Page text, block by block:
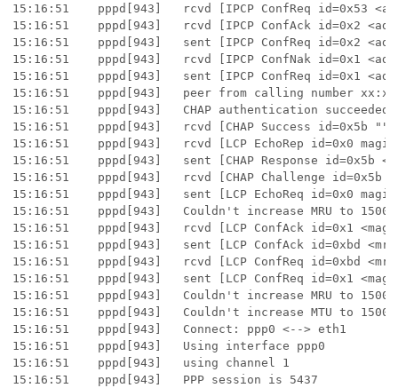
15:16:51	pppd[943]	rcvd [IPCP ConfReq id=0x53 <addr 193.253.160.3>] 00 00 00 00 00 00 00 00 00 00 0 0 00 00 00 00 00 00 00 00 00 00 00 00 00 00 00 00 00 88 88 88 88
15:16:51	pppd[943]	rcvd [IPCP ConfAck id=0x2 <addr 80.11.102.18> <ms-dns1 80.10.246.1> <ms-dns3 80. 10.246.132>] 00 00 00 00 00 00 00 00 00 00 00 00 00 00 00 00 88 88 88 88
15:16:51	pppd[943]	sent [IPCP ConfReq id=0x2 <addr 80.11.102.18> <ms-dns1 80.10.246.1> <ms-dns3 80. 10.246.132>]
15:16:51	pppd[943]	rcvd [IPCP ConfNak id=0x1 <addr 80.11.102.18> <ms-dns1 80.10.246.1> <ms-dns3 80. 10.246.132>] 00 00 00 00 00 00 00 00 00 00 00 00 00 00 00 00 88 88 88 88
15:16:51	pppd[943]	sent [IPCP ConfReq id=0x1 <addr 0.0.0.0> <ms-dns1 0.0.0.0> <ms-dns3 0.0.0.0>]
15:16:51	pppd[943]	peer from calling number xx:xx:xx:xx:xx:xx authorized
15:16:51	pppd[943]	CHAP authentication succeeded
15:16:51	pppd[943]	rcvd [CHAP Success id=0x5b ""] 00 00 00 00 00 00 00 00 00 00 00 00 00 00 00 00 0 0 00 00 00 00 00 00 00 00 00 00 00 00 00 00 00 ...
15:16:51	pppd[943]	rcvd [LCP EchoRep id=0x0 magic=0x1465c462] 00 00 00 00 00 00 00 00 00 00 00 00 0 0 00 00 00 00 00 00 00 00 00 00 00 00 00 88 88 88 88
15:16:51	pppd[943]	sent [CHAP Response id=0x5b <8b0f8b3fb4d851ec44bc58713b3709f0>, name = "xxxxxx@fti"]
15:16:51	pppd[943]	rcvd [CHAP Challenge id=0x5b <cb75467f6e5cf0017d15b6b4ebf4cc23>, name = "BSSGW11 3"] 00 00 00 00 00 00 00 00 00 88 88 88 88
15:16:51	pppd[943]	sent [LCP EchoReq id=0x0 magic=0xf5391b58]
15:16:51	pppd[943]	Couldn't increase MRU to 1500
15:16:51	pppd[943]	rcvd [LCP ConfAck id=0x1 <magic 0xf5391b58>] 00 00 00 00 00 00 00 00 00 00 00 00 00 00 00 00 00 00 00 00 00 00 00 00 00 00 00 00 88 88 88 88
15:16:51	pppd[943]	sent [LCP ConfAck id=0xbd <mru 1492> <auth chap MD5> <magic 0x1465c462>]
15:16:51	pppd[943]	rcvd [LCP ConfReq id=0xbd <mru 1492> <auth chap MD5> <magic 0x1465c462>] 00 00 0 0 00 00 00 00 00 00 00 00 00 00 00 00 00 00 00 00 88 88 88 88
15:16:51	pppd[943]	sent [LCP ConfReq id=0x1 <magic 0xf5391b58>]
15:16:51	pppd[943]	Couldn't increase MRU to 1500
15:16:51	pppd[943]	Couldn't increase MTU to 1500
15:16:51	pppd[943]	Connect: ppp0 <--> eth1
15:16:51	pppd[943]	Using interface ppp0
15:16:51	pppd[943]	using channel 1
15:16:51	pppd[943]	PPP session is 5437